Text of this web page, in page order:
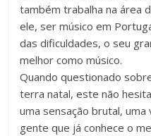
também trabalha na área
ele, ser músico em
das dificuldades, o seu
melhor como músico.
Quando questionado
terra natal, este não
uma sensação brutal,
gente que já conhece o